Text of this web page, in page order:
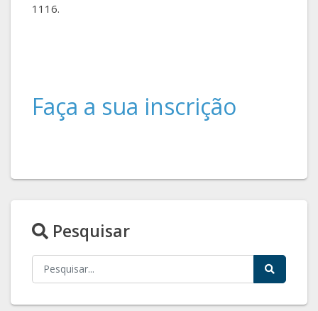
1116.
Faça a sua inscrição
Pesquisar